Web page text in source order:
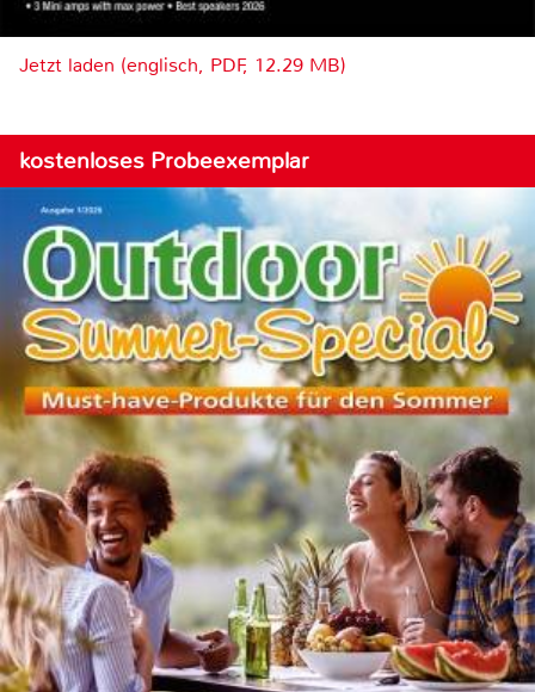
Jetzt laden (englisch, PDF, 12.29 MB)
kostenloses Probeexemplar